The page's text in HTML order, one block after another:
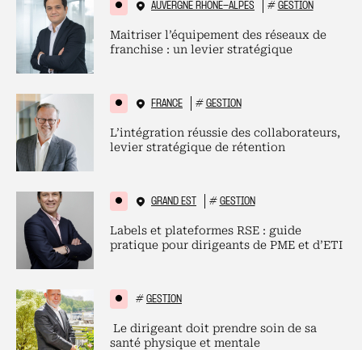
AUVERGNE RHÔNE-ALPES # GESTION
Maitriser l’équipement des réseaux de
franchise : un levier stratégique
FRANCE # GESTION
L’intégration réussie des collaborateurs,
levier stratégique de rétention
GRAND EST # GESTION
Labels et plateformes RSE : guide
pratique pour dirigeants de PME et d’ETI
# GESTION
Le dirigeant doit prendre soin de sa
santé physique et mentale